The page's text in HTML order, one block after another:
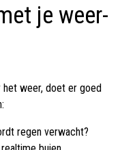
je weer-
weer, doet er goed
regen verwacht?